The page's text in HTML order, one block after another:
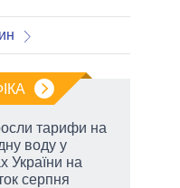
тарифи на
воду у
України на
серпня